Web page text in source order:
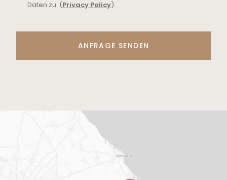
Daten zu. (Privacy Policy).